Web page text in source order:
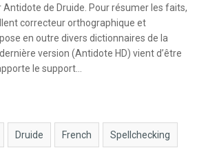
de Druide. Pour résumer les faits,
correcteur orthographique et
en outre divers dictionnaires de la
version (Antidote HD) vient d’être
le support…
Druide French Spellchecking